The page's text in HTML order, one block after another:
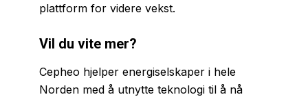
plattform for videre vekst.
Vil du vite mer?
Cepheo hjelper energiselskaper i hele
Norden med å utnytte teknologi til å nå